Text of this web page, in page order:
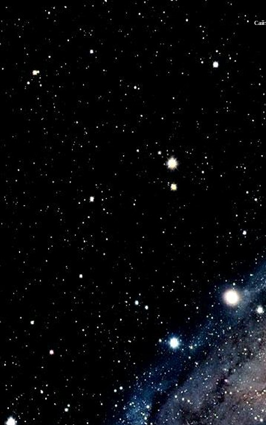
К ним ведут все  пути!
И тот, кто стремится,  находит  Себя,
А кто не стремится, тот спит, но проснется,
Когда на иголку случайно наткнется,
А нет, так найду я  сама  Короля…
И  вмиг  разбужу!
Не  посмеешь уже
Ты  спящим казаться  себе.
О, мой бог!
Ты  царь и  творец.
Знай, пришел нынче  срок
Открытости  сердца, а ты… в парандже…
СВЕТ  ЗВЕЗДЫ!
О, ты, забывшая себя
Галактик
Безвременья!
О, человек,
Ты - плод творенья,
Источник  жизни  бытия.
Прошу я, вспомни о Себе,
Несущий Свет из тьмы  в Дали!
Знай,  гимны  всех времен  Земли
Поют  победу  сил в борьбе с невежеством и
Что свойственны, отчасти, тем, кто  глух к душе
Мирской  охвачен  суетой…